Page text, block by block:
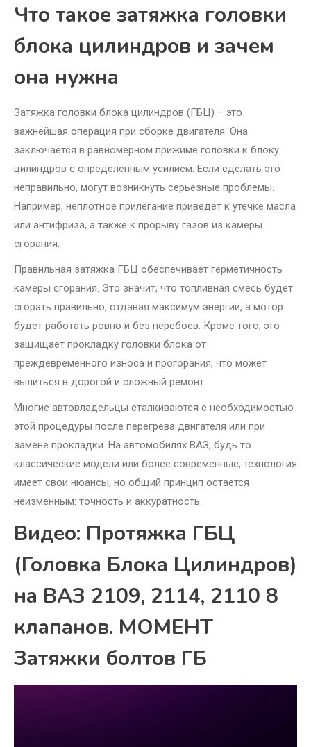
Что такое затяжка головки
блока цилиндров и зачем
она нужна
Затяжка головки блока цилиндров (ГБЦ) – это
важнейшая операция при сборке двигателя. Она
заключается в равномерном прижиме головки к блоку
цилиндров с определенным усилием. Если сделать это
неправильно, могут возникнуть серьезные проблемы.
Например, неплотное прилегание приведет к утечке масла
или антифриза, а также к прорыву газов из камеры
сгорания.
Правильная затяжка ГБЦ обеспечивает герметичность
камеры сгорания. Это значит, что топливная смесь будет
сгорать правильно, отдавая максимум энергии, а мотор
будет работать ровно и без перебоев. Кроме того, это
защищает прокладку головки блока от
преждевременного износа и прогорания, что может
вылиться в дорогой и сложный ремонт.
Многие автовладельцы сталкиваются с необходимостью
этой процедуры после перегрева двигателя или при
замене прокладки. На автомобилях ВАЗ, будь то
классические модели или более современные, технология
имеет свои нюансы, но общий принцип остается
неизменным: точность и аккуратность.
Видео: Протяжка ГБЦ
(Головка Блока Цилиндров)
на ВАЗ 2109, 2114, 2110 8
клапанов. МОМЕНТ
Затяжки болтов ГБ